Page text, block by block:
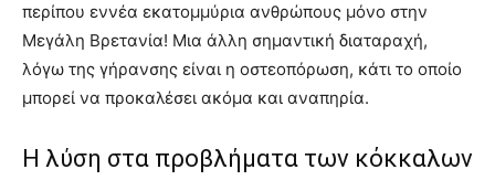
περίπου εννέα εκατομμύρια ανθρώπους μόνο στην
Μεγάλη Βρετανία! Μια άλλη σημαντική διαταραχή,
λόγω της γήρανσης είναι η οστεοπόρωση, κάτι το οποίο
μπορεί να προκαλέσει ακόμα και αναπηρία.
Η λύση στα προβλήματα των κόκκαλων